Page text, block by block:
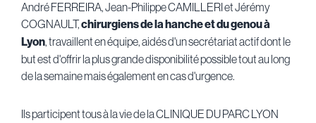
André FERREIRA, Jean-Philippe CAMILLERI et Jérémy
COGNAULT,chirurgiens de la hanche et du genou à
Lyon, travaillent en équipe, aidés d'un secrétariat actif dont le
but est d'offrir la plus grande disponibilité possible tout au long
de la semaine mais également en cas d'urgence.
Ils participent tous à la vie de la CLINIQUE DU PARC LYON